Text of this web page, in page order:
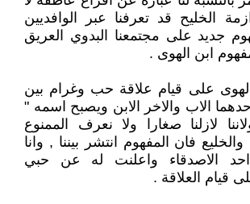
الخليح قد تعرفنا عبر الوافديين
جديد على مجتمعنا البدوي العريق
ابن الهوى .
على قيام علاقة حب وغرام بين
الاب والاخر الابن ويصبح اسمه "
لازلنا صغارا ولا نعرف الممنوع
فان المفهوم انتشر بيننا , وانا
الاصدقاء واعلنت له عن حبي
العلاقة .